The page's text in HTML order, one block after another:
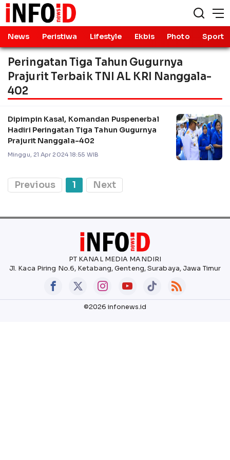
News Peristiwa Lifestyle Ekbis Photo Sport
Peringatan Tiga Tahun Gugurnya
Prajurit Terbaik TNI AL KRI Nanggala-
402
Dipimpin Kasal, Komandan Puspenerbal
Hadiri Peringatan Tiga Tahun Gugurnya
Prajurit Nanggala-402
Minggu, 21 Apr 2024 18:55 WIB
Previous 1 Next
PT KANAL MEDIA MANDIRI
Jl. Kaca Piring No.6, Ketabang, Genteng, Surabaya, Jawa Timur
©2026 infonews.id